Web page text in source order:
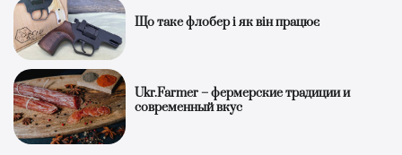
Що таке флобер і як він працює
Ukr.Farmer – фермерские традиции и
современный вкус